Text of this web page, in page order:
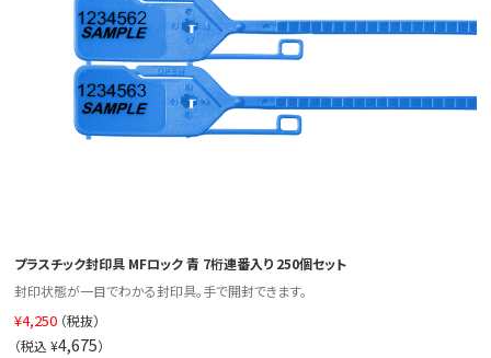
プラスチック封印具 MFロック 青 7桁連番入り 250個セット
封印状態が一目でわかる封印具。手で開封できます。
¥4,250 （税抜）
（税込 ¥4,675）